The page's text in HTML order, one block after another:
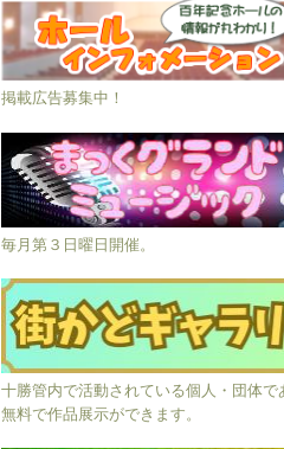
掲載広告募集中！
毎月第３日曜日開催。
十勝管内で活動されている個人・団体で
無料で作品展示ができます。